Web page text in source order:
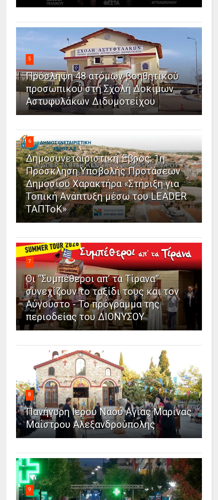
5
Πρόσληψη 48 ατόμων βοηθητικού
προσωπικού στη Σχολή Δοκίμων
Αστυφυλάκων Διδυμοτείχου
6
Δημοσυνεταιριστική Έβρος: 1η
Πρόσκληση Υποβολής Προτάσεων
Δημοσίου Χαρακτήρα «Στήριξη για
Τοπική Ανάπτυξη μέσω του LEADER
ΤΑΠΤοΚ»
7
Οι “Συμπέθεροι απ’ τα Τίρανα”
συνεχίζουν το ταξίδι τους και τον
Αύγουστο - Το πρόγραμμα της
περιοδείας του ΔΙΟΝΥΣΟΥ
8
Πανήγυρη Ιερού Ναού Αγίας Μαρίνας
Μαΐστρου Αλεξανδρούπολης
9